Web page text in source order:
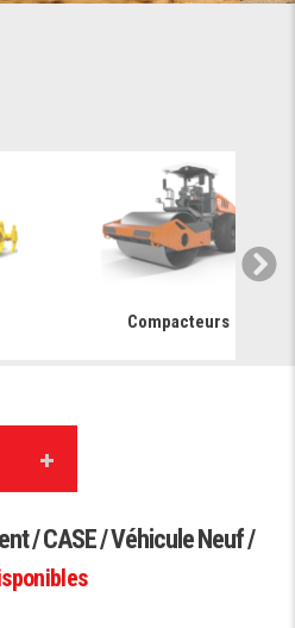
Compacteurs
/ CASE / Véhicule Neuf /